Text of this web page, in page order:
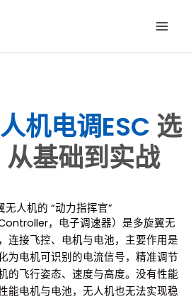
机电调ESC 选
基础到实战
无人机的 “动力指挥官”
，电子调速器）是多旋翼无
连接飞控、电机与电池，主要作用是
为电机可识别的电流信号，精准调节
的飞行姿态、速度与高度。没有性能
能电机与电池，无人机也无法实现稳